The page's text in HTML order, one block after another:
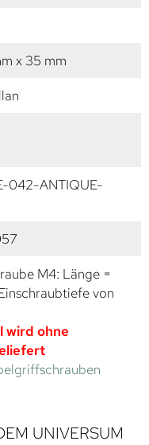
x 35 mm
042-ANTIQUE-
M4: Länge =
von
wird ohne
UNIVERSUM